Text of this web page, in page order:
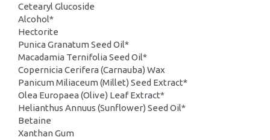
Cetearyl Glucoside
Alcohol*
Hectorite
Punica Granatum Seed Oil*
Macadamia Ternifolia Seed Oil*
Copernicia Cerifera (Carnauba) Wax
Panicum Miliaceum (Millet) Seed Extract*
Olea Europaea (Olive) Leaf Extract*
Helianthus Annuus (Sunflower) Seed Oil*
Betaine
Xanthan Gum